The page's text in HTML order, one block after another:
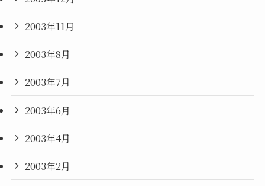
2003年11月
2003年8月
2003年7月
2003年6月
2003年4月
2003年2月